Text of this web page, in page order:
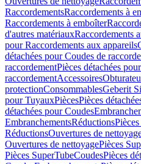
RaccordementsRaccordements à
Raccordements à emboîter
d'autres matériauxRaccordements
pour Raccordements aux appareils
détachées pour Coudes de
raccordementPièces détachées
raccordementAccessoires
protectionConsommablesGeberit
pour TuyauxPiècesPièces
détachées pour Coudes
EmbranchementsRéductions
RéductionsOuvertures de
Ouvertures de nettoyagePièces
Pièces SuperTubeCoudesPièces